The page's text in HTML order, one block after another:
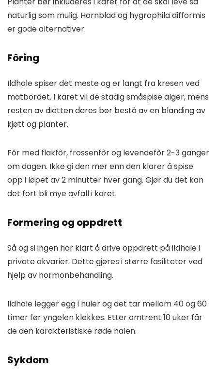
naturlig som mulig. Hornblad og hygrophila difformis
er gode alternativer.
Fôring
Ildhale spiser det meste og er langt fra kresen ved
matbordet. I karet vil de stadig småspise alger, mens
resten av dietten deres bør bestå av en blanding av
kjøtt og planter.
Fôr med flakfôr, frossenfôr og levendefôr 2-3 ganger
om dagen. Ikke gi den mer enn den klarer å spise
opp i løpet av 2 minutter hver gang. Gjør du det kan
det fort bli mye avfall i karet.
Formering og oppdrett
Så og si ingen har klart å drive oppdrett på ildhale i
private akvarier. Dette gjøres i større fasiliteter ved
hjelp av hormonbehandling.
Ildhale legger egg i huler og det tar mellom 40 og 60
timer før yngelen klekkes. Etter omtrent 10 uker får
de den karakteristiske røde halen.
Sykdom